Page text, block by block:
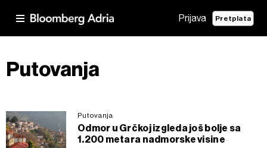
Prijava Pretplata
Putovanja
Putovanja
Odmor u Grčkoj izgleda još bolje sa
1.200 metara nadmorske visine